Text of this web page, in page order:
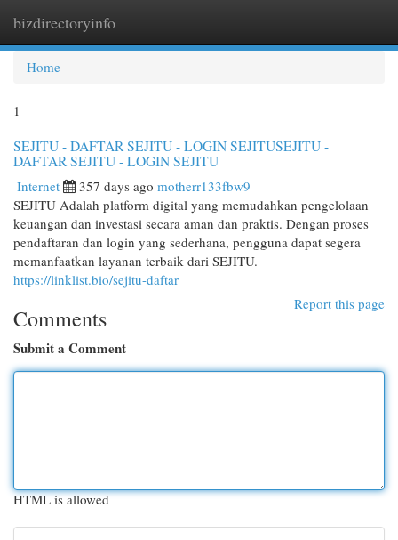
bizdirectoryinfo
Home
1
SEJITU - DAFTAR SEJITU - LOGIN SEJITUSEJITU -
DAFTAR SEJITU - LOGIN SEJITU
Internet 357 days ago motherr133fbw9
SEJITU Adalah platform digital yang memudahkan pengelolaan
keuangan dan investasi secara aman dan praktis. Dengan proses
pendaftaran dan login yang sederhana, pengguna dapat segera
memanfaatkan layanan terbaik dari SEJITU.
https://linklist.bio/sejitu-daftar
Report this page
Comments
Submit a Comment
HTML is allowed